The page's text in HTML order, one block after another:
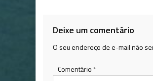
Deixe um comentário
O seu endereço de e-mail não
Comentário *